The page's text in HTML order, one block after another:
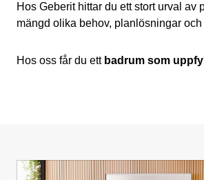
Hos Geberit hittar du ett stort urval
mängd olika behov, planlösningar och
Hos oss får du ett badrum som